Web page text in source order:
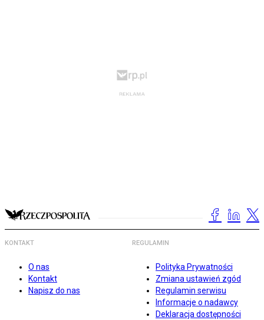
KONTAKT
O nas
Kontakt
Napisz do nas
REGULAMIN
Polityka Prywatności
Zmiana ustawień zgód
Regulamin serwisu
Informacje o nadawcy
Deklaracja dostępności